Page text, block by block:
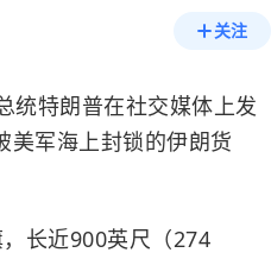
关注
特朗普在社交媒体上发
美军海上封锁的伊朗货
长近900英尺（274